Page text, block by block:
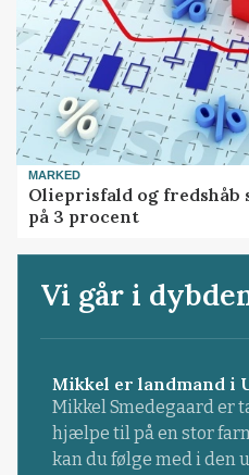
MARKED
Olieprisfald og fredshåb
på 3 procent
Vi går i
Mikkel er landmand i
Mikkel Smedegaard er
hjælpe til på en stor
kan du følge med i den